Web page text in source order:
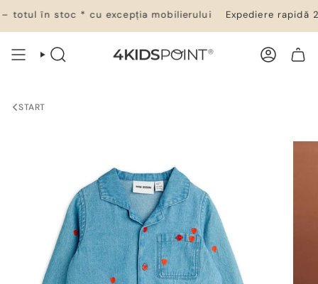
conținut
totul în stoc * cu excepția mobilierului Expediere rapidă
CĂUTARE CONT
START